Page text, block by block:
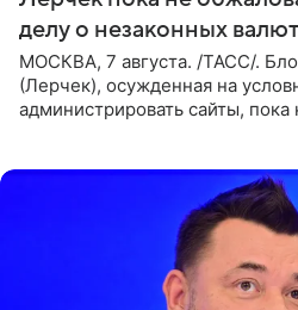
делу о незаконных
МОСКВА, 7 августа. /ТАСС/.
(Лерчек), осужденная на
администрировать сайты, пока